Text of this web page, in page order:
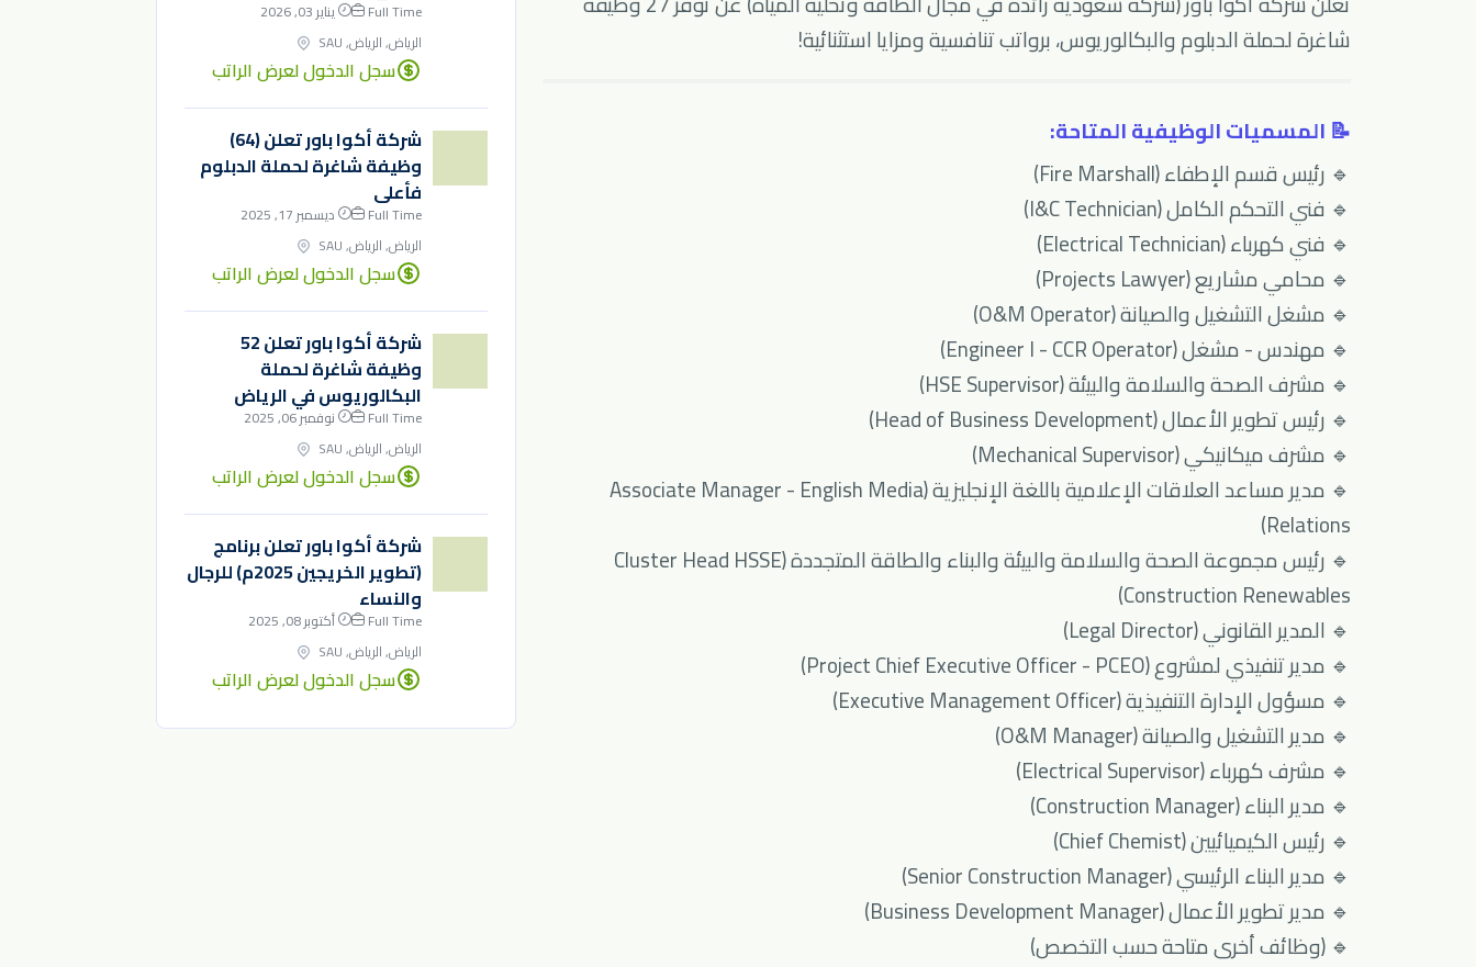
شاغرة لحملة الدبلوم والبكالوريوس، برواتب تنافسية ومزايا استثنائية!
📝 المسميات الوظيفية المتاحة:
🔹 رئيس قسم الإطفاء (Fire Marshall)
🔹 فني التحكم الكامل (I&C Technician)
🔹 فني كهرباء (Electrical Technician)
🔹 محامي مشاريع (Projects Lawyer)
🔹 مشغل التشغيل والصيانة (O&M Operator)
🔹 مهندس - مشغل (Engineer I - CCR Operator)
🔹 مشرف الصحة والسلامة والبيئة (HSE Supervisor)
🔹 رئيس تطوير الأعمال (Head of Business Development)
🔹 مشرف ميكانيكي (Mechanical Supervisor)
🔹 مدير مساعد العلاقات الإعلامية باللغة الإنجليزية (Associate Manager - English Media
Relations)
🔹 رئيس مجموعة الصحة والسلامة والبيئة والبناء والطاقة المتجددة (Cluster Head HSSE
Construction Renewables)
🔹 المدير القانوني (Legal Director)
🔹 مدير تنفيذي لمشروع (Project Chief Executive Officer - PCEO)
🔹 مسؤول الإدارة التنفيذية (Executive Management Officer)
🔹 مدير التشغيل والصيانة (O&M Manager)
🔹 مشرف كهرباء (Electrical Supervisor)
🔹 مدير البناء (Construction Manager)
🔹 رئيس الكيميائيين (Chief Chemist)
🔹 مدير البناء الرئيسي (Senior Construction Manager)
🔹 مدير تطوير الأعمال (Business Development Manager)
🔹 (وظائف أخرى متاحة حسب التخصص)
Full Time
يناير 03, 2026
الرياض, الرياض, SAU
سجل الدخول لعرض الراتب
شركة أكوا باور تعلن (64)
وظيفة شاغرة لحملة الدبلوم
فأعلى
Full Time
ديسمبر 17, 2025
الرياض, الرياض, SAU
سجل الدخول لعرض الراتب
شركة أكوا باور تعلن 52
وظيفة شاغرة لحملة
البكالوريوس في الرياض
Full Time
نوفمبر 06, 2025
الرياض, الرياض, SAU
سجل الدخول لعرض الراتب
شركة أكوا باور تعلن برنامج
(تطوير الخريجين 2025م) للرجال
والنساء
Full Time
أكتوبر 08, 2025
الرياض, الرياض, SAU
سجل الدخول لعرض الراتب